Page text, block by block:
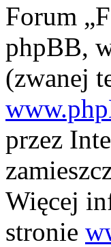
Forum
phpBB,
(zwanej
przez
Więcej
stronie